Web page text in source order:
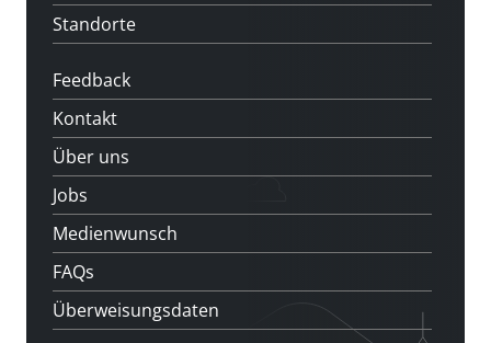
Standorte
Feedback
Kontakt
Über uns
Jobs
Medienwunsch
FAQs
Überweisungsdaten